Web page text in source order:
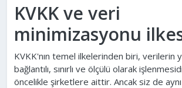
KVKK ve veri
minimizasyonu
KVKK'nın temel ilkelerinden biri, verilerin
bağlantılı, sınırlı ve ölçülü olarak
öncelikle şirketlere aittir. Ancak siz de aynı